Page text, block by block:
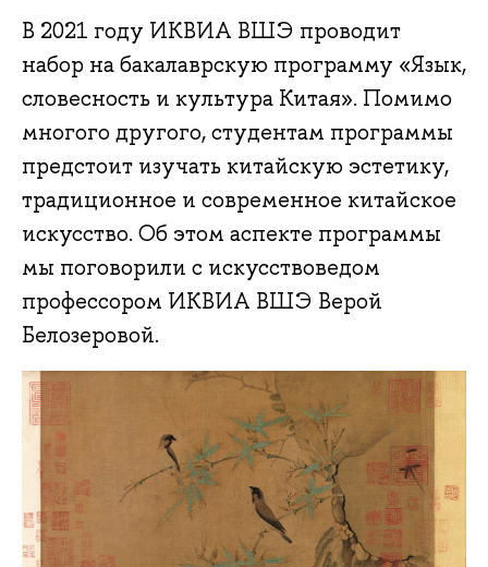
В 2021 году ИКВИА ВШЭ проводит
набор на бакалаврскую программу «Язык,
словесность и культура Китая». Помимо
многого другого, студентам программы
предстоит изучать китайскую эстетику,
традиционное и современное китайское
искусство. Об этом аспекте программы
мы поговорили с искусствоведом
профессором ИКВИА ВШЭ Верой
Белозеровой.